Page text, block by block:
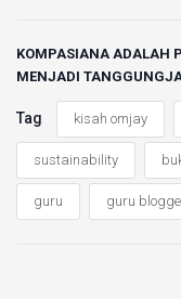
KOMPASIANA ADALAH
MENJADI
Tag kisah omjay
sustainability
guru guru